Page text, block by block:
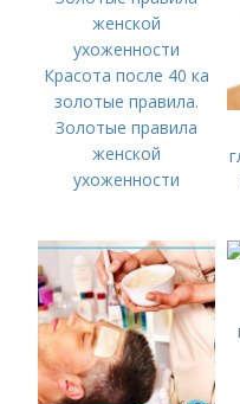
Красота после 40 ка
золотые правила.
Золотые правила
женской
ухоженности